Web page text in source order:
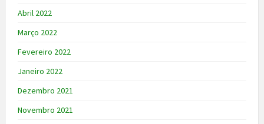
Abril 2022
Março 2022
Fevereiro 2022
Janeiro 2022
Dezembro 2021
Novembro 2021